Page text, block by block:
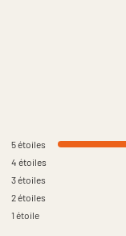
5étoiles
4 étoiles
3étoiles
2étoiles
1 étoile